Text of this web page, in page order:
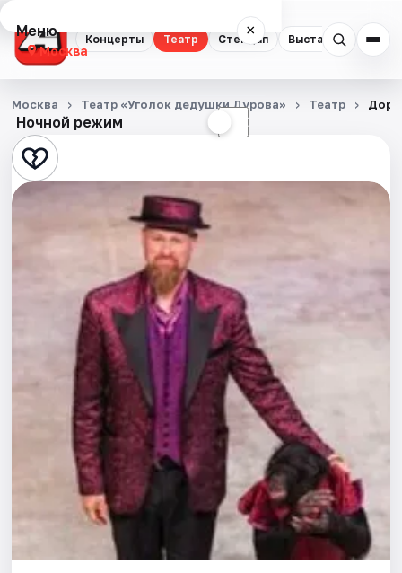
Концерты Театр Стендап Выставки
Меню ×
Москва
Концерты
Театр
Стендап
Экскурсии
События
Площадки
Ночной режим ☾
Москва Театр «Уголок дедушки Дурова» Театр